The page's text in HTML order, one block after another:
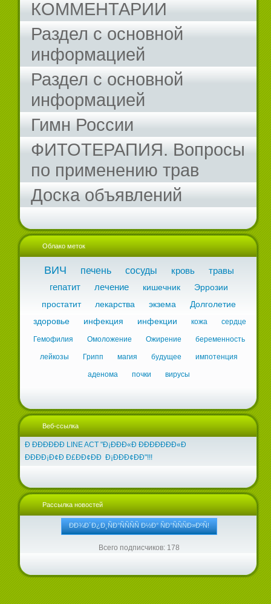
КОММЕНТАРИИ
Раздел с основной
информацией
Раздел с основной
информацией
Гимн России
ФИТОТЕРАПИЯ. Вопросы
по применению трав
Доска объявлений
Облако меток
ВИЧ печень сосуды кровь
травы
гепатит
лечение кишечник
Эррозии
простатит
лекарства экзема
Долголетие
здоровье
инфекция инфекции кожа сердце
Гемофилия Омоложение Ожирение беременность
лейкозы Грипп магия будущее импотенция
аденома почки вирусы
Веб-ссылка
Ð ÐÐÐÐÐÐ LINE ACT "Ð¡ÐÐÐ«Ð ÐÐÐÐÐÐÐ«Ð
ÐÐÐÐ¡Ð¢Ð Ð£ÐÐ¢ÐÐ Ð¡ÐÐÐ¢ÐÐ"!!!
Рассылка новостей
Всего подписчиков: 178